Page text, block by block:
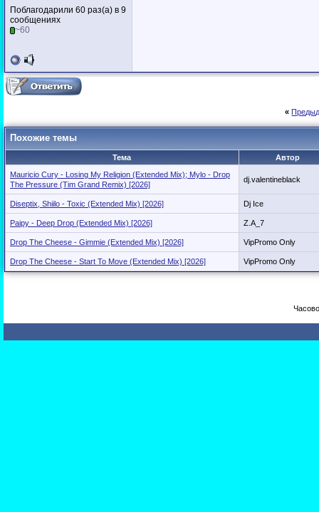
Поблагодарили 60 раз(а) в 9
сообщениях
~60
«
Похожие темы
Тема
Автор
Mauricio Cury - Losing My Religion (Extended Mix); Mylo - Drop
The Pressure (Tim Grand Remix) [2026]
dj.valentineblack
Diseptix, Shiilo - Toxic (Extended Mix) [2026] Dj Ice
Paipy - Deep Drop (Extended Mix) [2026] Z.A_7
Drop The Cheese - Gimmie (Extended Mix) [2026] VipPromo Only
Drop The Cheese - Start To Move (Extended Mix) [2026] VipPromo Only